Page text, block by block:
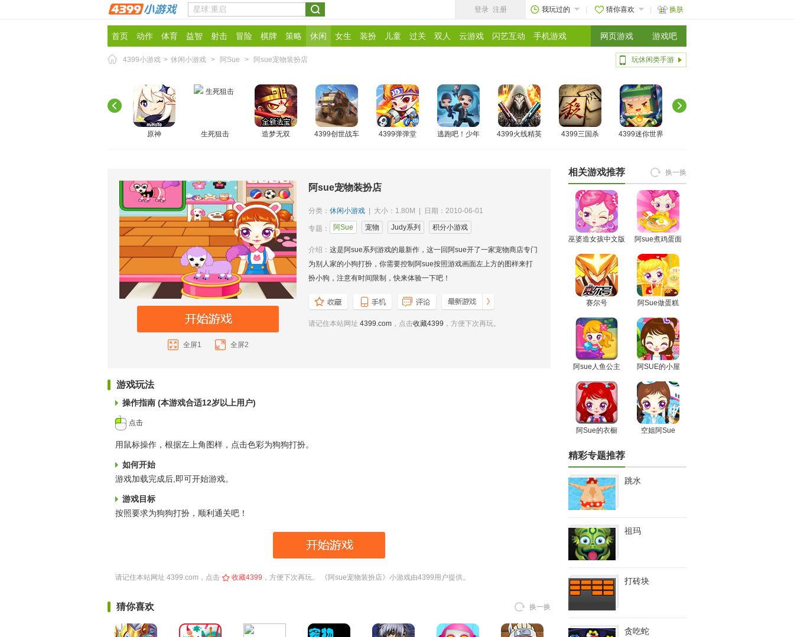
登录 注册 我玩过的 猜你喜欢 换肤
首页 动作 体育 益智 射击 冒险 棋牌 策略 休闲 女生 装扮 儿童 过关 双人 云游戏 闪艺互动 手机游戏 网页游戏 游戏吧
4399小游戏 > 休闲小游戏 > 阿Sue > 阿sue宠物装扮店 玩休闲类手游
原神 生死狙击 造梦无双 4399创世战车 4399弹弹堂 逃跑吧！少年 4399火线精英 4399三国杀 4399迷你世界
全屏1 全屏2
阿sue宠物装扮店
分类： 休闲小游戏 | 大小：1.80M | 日期：2010-06-01
专题： 阿Sue 宠物 Judy系列 积分小游戏
介绍： 这是阿sue系列游戏的最新作，这一回阿sue开了一家宠物商店专门
为别人家的小狗打扮，你需要控制阿sue按照游戏画面左上方的图样来打
扮小狗，注意有时间限制，快来体验一下吧！
请记住本站网址 4399.com ，点击收藏4399 ，方便下次再玩。
游戏玩法
操作指南 (本游戏合适12岁以上用户)
点击
用鼠标操作，根据左上角图样，点击色彩为狗狗打扮。
如何开始
游戏加载完成后,即可开始游戏。
游戏目标
按照要求为狗狗打扮，顺利通关吧！
请记住本站网址 4399.com ，点击 收藏4399 ，方便下次再玩。 《阿sue宠物装扮店》小游戏由4399用户提供。
猜你喜欢 换一换
相关游戏推荐 换一换
巫婆造女孩中文版 阿sue煮鸡蛋面
赛尔号 阿Sue做蛋糕
阿sue人鱼公主 阿SUE的小屋
阿Sue的衣橱 空姐阿Sue
精彩专题推荐
跳水
祖玛
打砖块
贪吃蛇